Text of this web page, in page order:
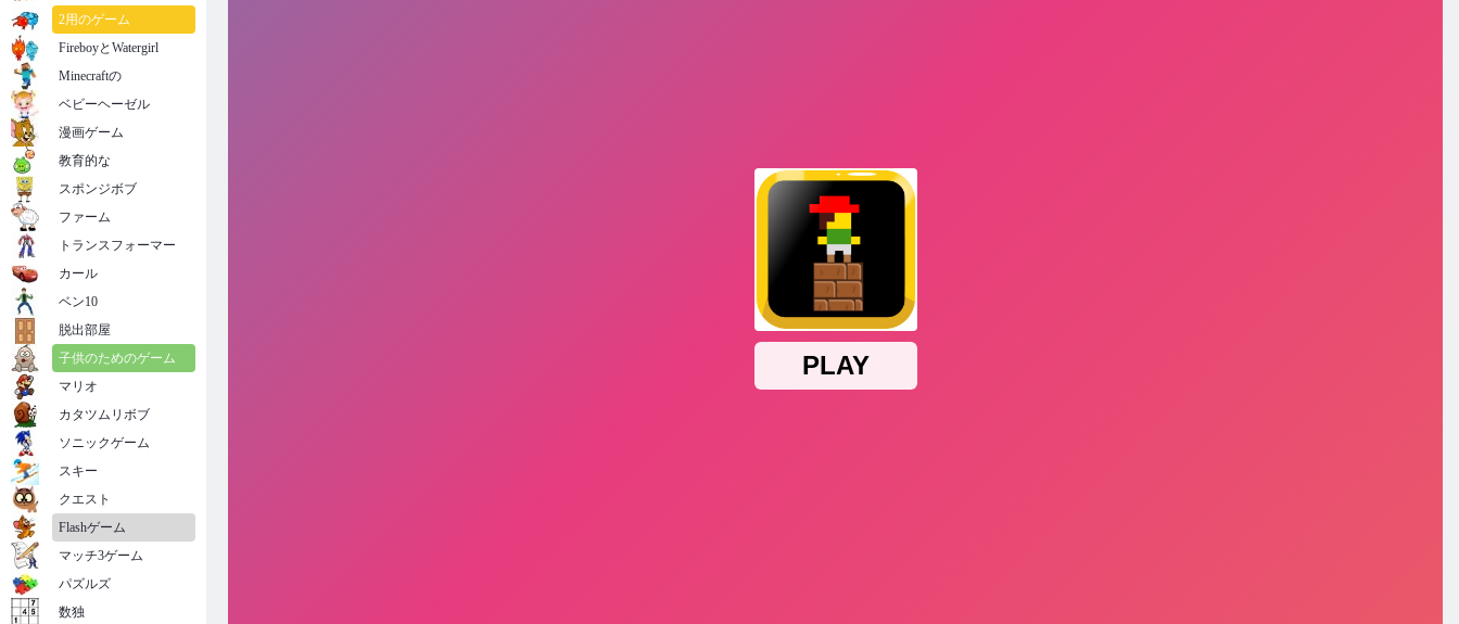
2用のゲーム
FireboyとWatergirl
Minecraftの
ベビーヘーゼル
漫画ゲーム
教育的な
スポンジボブ
ファーム
トランスフォーマー
カール
ベン10
脱出部屋
子供のためのゲーム
マリオ
カタツムリボブ
ソニックゲーム
スキー
クエスト
Flashゲーム
マッチ3ゲーム
パズルズ
数独